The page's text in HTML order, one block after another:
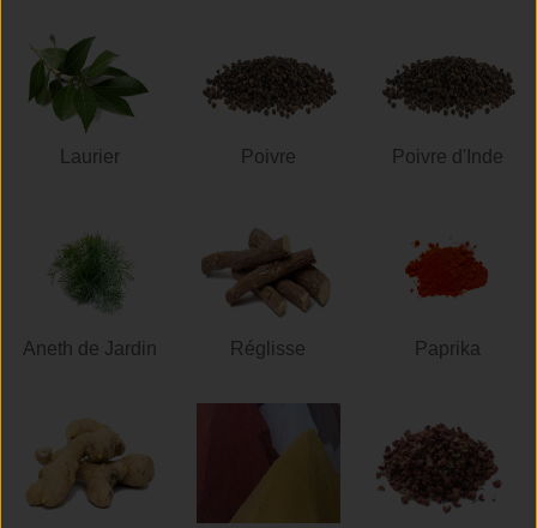
Laurier Poivre Poivre d'Inde
Aneth de Jardin Réglisse Paprika